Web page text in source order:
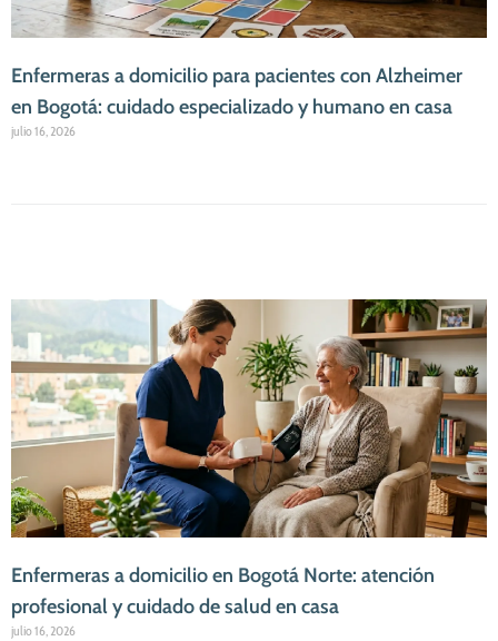
Enfermeras a domicilio para pacientes con Alzheimer
en Bogotá: cuidado especializado y humano en casa
julio 16, 2026
Enfermeras a domicilio en Bogotá Norte: atención
profesional y cuidado de salud en casa
julio 16, 2026